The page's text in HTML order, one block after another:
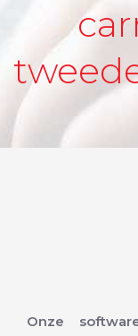
Onze